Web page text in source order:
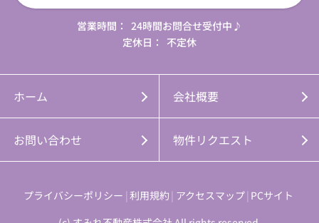
営業時間： 24時間お問合せ受付中♪
定休日：
不定休
ホーム 会社概要
お問い合わせ 物件リクエスト
プライバシーポリシー 利用規約 アクセスマップ PCサイト